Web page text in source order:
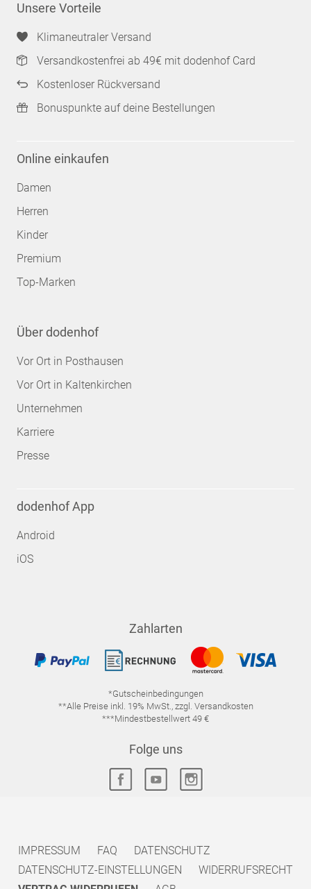
Unsere Vorteile
Klimaneutraler Versand
Versandkostenfrei ab 49€ mit dodenhof Card
Kostenloser Rückversand
Bonuspunkte auf deine Bestellungen
Online einkaufen
Damen
Herren
Kinder
Premium
Top-Marken
Über dodenhof
Vor Ort in Posthausen
Vor Ort in Kaltenkirchen
Unternehmen
Karriere
Presse
dodenhof App
Android
iOS
Zahlarten
*Gutscheinbedingungen
**Alle Preise inkl. 19% MwSt., zzgl. Versandkosten
***Mindestbestellwert 49 €
Folge uns
IMPRESSUM FAQ
DATENSCHUTZ
DATENSCHUTZ-EINSTELLUNGEN
WIDERRUFSRECHT